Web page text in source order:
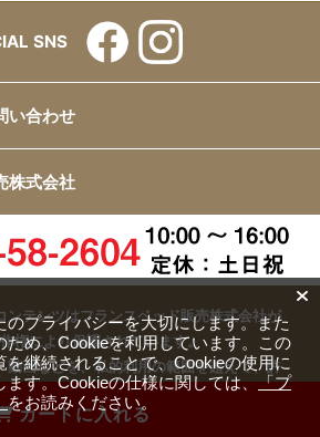
カートに入れる
SNS
い合わせ
株式会社
ンテンツはフランスベッド販売株式会社が
権により保護されています。
動画などを、私的利用の範囲を超えて、許
、転載することは禁じられています。
Sales Co., ltd. All Rights Reserved.
のプライバシーを大切にします。また
ため、Cookieを利用しています。この
継続されることで、Cookieの使用に
ます。Cookieの仕様に関しては、「プ
をお読みください。